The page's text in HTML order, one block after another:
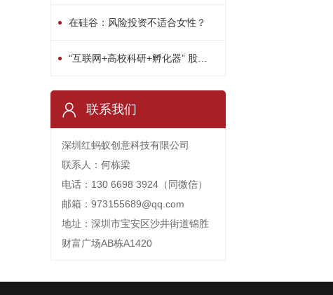
在硅谷：风险投资不适合女性？
“互联网+高校科研+孵化器” 股权众筹平台启动
联系我们
深圳红蚂蚁创意科技有限公司
联系人：何栋梁
电话：130 6698 3924（同微信）
邮箱：973155689@qq.com
地址：深圳市宝安区沙井街道锦胜
财富广场AB栋A1420